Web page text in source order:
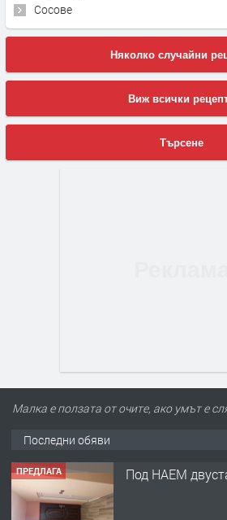
Сосове
Няколко случайни
Виж всички
Търсене
Малка е ползата от очите, ако умът е
Последни обяви
ПРЕДЛАГА Под НАЕМ